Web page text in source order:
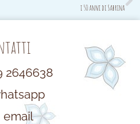
i 50 anni di Sabrina
2646638
email